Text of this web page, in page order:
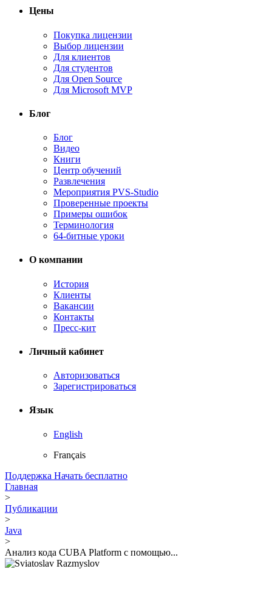
Цены
Покупка лицензии
Выбор лицензии
Для клиентов
Для студентов
Для Open Source
Для Microsoft MVP
Блог
Блог
Видео
Книги
Центр обучений
Развлечения
Мероприятия PVS-Studio
Проверенные проекты
Примеры ошибок
Терминология
64-битные уроки
О компании
История
Клиенты
Вакансии
Контакты
Пресс-кит
Личный кабинет
Авторизоваться
Зарегистрироваться
Язык
English
Français
Поддержка Начать бесплатно
Главная
>
Публикации
>
Java
>
Анализ кода CUBA Platform с помощью...